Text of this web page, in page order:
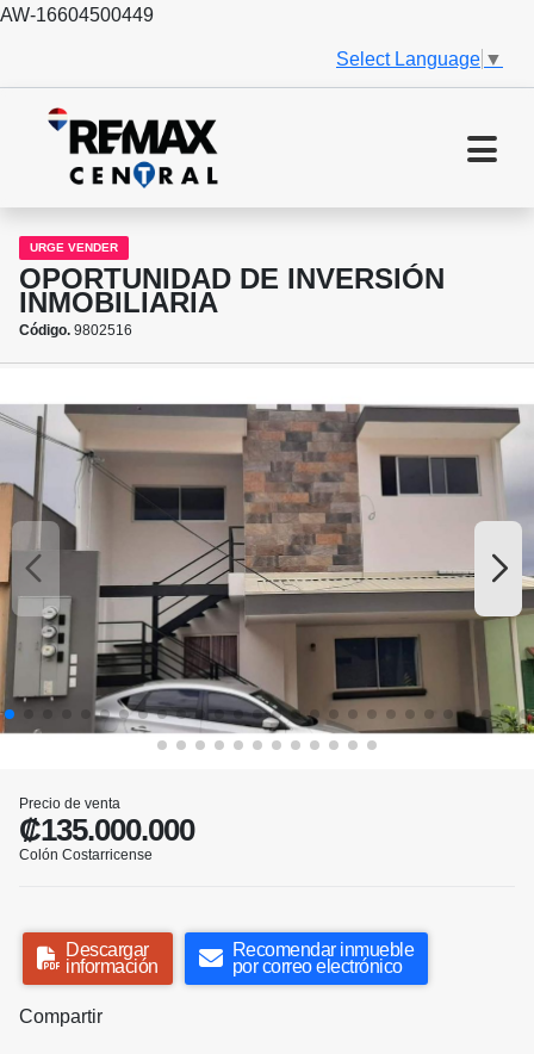
AW-16604500449
Select Language ▼
URGE VENDER
OPORTUNIDAD DE INVERSIÓN
INMOBILIARIA
Código. 9802516
Precio de venta
₡135.000.000
Colón Costarricense
Descargar
información
Recomendar inmueble
por correo electrónico
Compartir